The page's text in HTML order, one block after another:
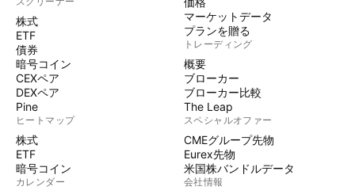
株式
ETF
債券
暗号コイン
CEXペア
DEXペア
Pine
ヒートマップ
株式
ETF
暗号コイン
カレンダー
マーケットデータ
プランを贈る
トレーディング
概要
ブローカー
ブローカー比較
The Leap
スペシャルオファー
CMEグループ先物
Eurex先物
米国株バンドルデータ
会社情報